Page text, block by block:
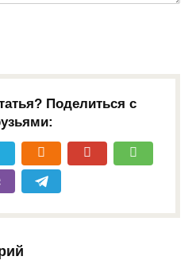
Поделиться с